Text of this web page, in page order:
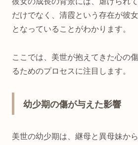
だけでなく、清霞という存在が彼
となっていることがわかります。
ここでは、美世が抱えてきた心の
るためのプロセスに注目します。
幼少期の傷が与えた影響
美世の幼少期は、継母と異母妹か